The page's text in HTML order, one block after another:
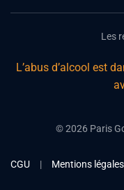
Les
L’abus d’alcool est
©2026Paris
CGU | Mentions légales